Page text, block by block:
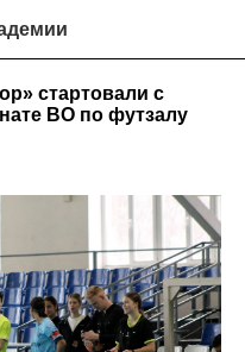
стартовали с
ВО по футзалу